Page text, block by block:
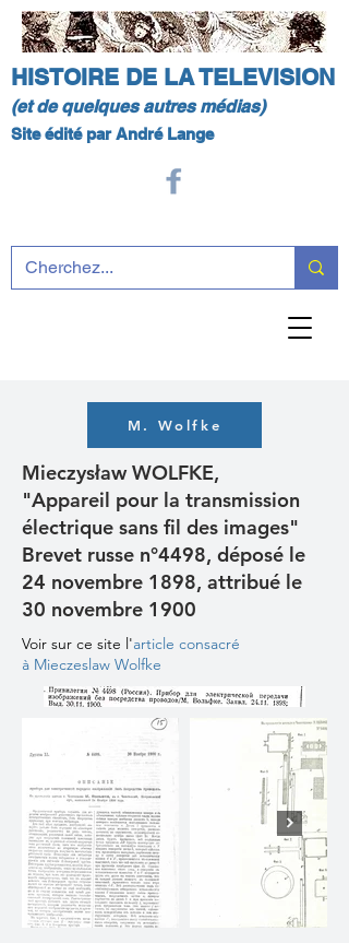
HISTOIRE DE LA TELEVISION
(et de quelques autres médias)
Site édité par André Lange
M. Wolfke
Mieczysław WOLFKE,
"Appareil pour la transmission
électrique sans fil des images"
Brevet russe n°4498, déposé le
24 novembre 1898, attribué le
30 novembre 1900
Voir sur ce site l'article consacré
à Mieczeslaw Wolfke